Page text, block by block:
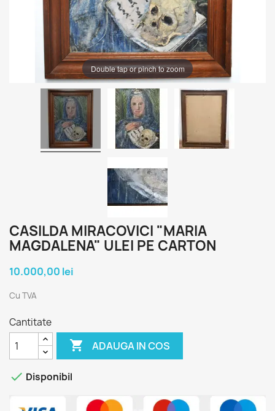
Double tap or pinch to zoom
CASILDA MIRACOVICI "MARIA
MAGDALENA" ULEI PE CARTON
10.000,00 lei
Cu TVA
Cantitate
 ADAUGA IN COS
 Disponibil